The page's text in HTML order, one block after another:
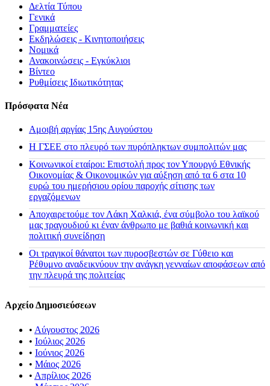
Δελτία Τύπου
Γενικά
Γραμματείες
Εκδηλώσεις - Κινητοποιήσεις
Νομικά
Ανακοινώσεις - Εγκύκλιοι
Βίντεο
Ρυθμίσεις Ιδιωτικότητας
Πρόσφατα Νέα
Αμοιβή αργίας 15ης Αυγούστου
H ΓΣΕΕ στο πλευρό των πυρόπληκτων συμπολιτών μας
Κοινωνικοί εταίροι: Επιστολή προς τον Υπουργό Εθνικής
Οικονομίας & Οικονομικών για αύξηση από τα 6 στα 10
ευρώ του ημερήσιου ορίου παροχής σίτισης των
εργαζόμενων
Αποχαιρετούμε τον Λάκη Χαλκιά, ένα σύμβολο του λαϊκού
μας τραγουδιού κι έναν άνθρωπο με βαθιά κοινωνική και
πολιτική συνείδηση
Οι τραγικοί θάνατοι των πυροσβεστών σε Γύθειο και
Ρέθυμνο αναδεικνύουν την ανάγκη γενναίων αποφάσεων από
την πλευρά της πολιτείας
Αρχείο Δημοσιεύσεων
• Αύγουστος 2026
• Ιούλιος 2026
• Ιούνιος 2026
• Μάιος 2026
• Απρίλιος 2026